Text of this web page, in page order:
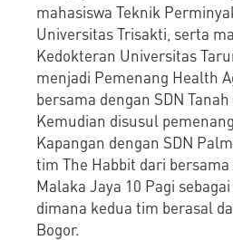
mahasiswa Teknik
Universitas Trisakti, serta
Kedokteran Universitas
menjadi Pemenang Health
bersama dengan SDN
Kemudian disusul
Kapangan dengan SDN
tim The Habbit dari
Malaka Jaya 10 Pagi
dimana kedua tim berasal
Bogor.